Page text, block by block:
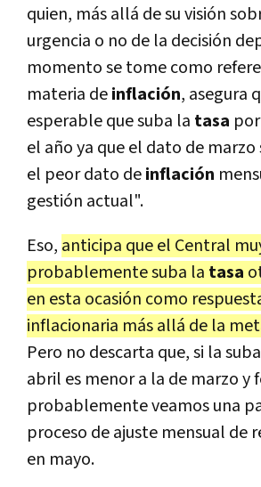
quien, más allá de su visión
urgencia o no de la decisión
momento se tome como
materia deinflación, asegura
esperable que suba la tasa
el año ya que el dato de marzo
el peor dato deinflación
gestión actual".
Eso, anticipa que el Central
probablemente suba la tasa
en esta ocasión como
inflacionaria más allá de la
Pero no descarta que, si la
abril es menor a la de marzo y
probablemente veamos una
proceso de ajuste mensual de
en mayo.